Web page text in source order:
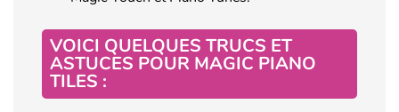
VOICI QUELQUES TRUCS ET
ASTUCES POUR MAGIC PIANO
TILES :